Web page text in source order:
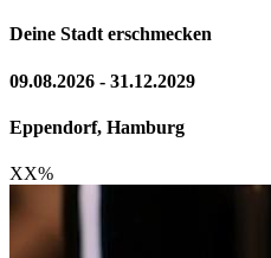
Deine Stadt erschmecken
09.08.2026 - 31.12.2029
Eppendorf, Hamburg
XX%